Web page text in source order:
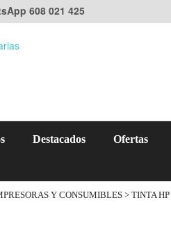
608 021 425
Destacados Ofertas
Y CONSUMIBLES > TINTA HP